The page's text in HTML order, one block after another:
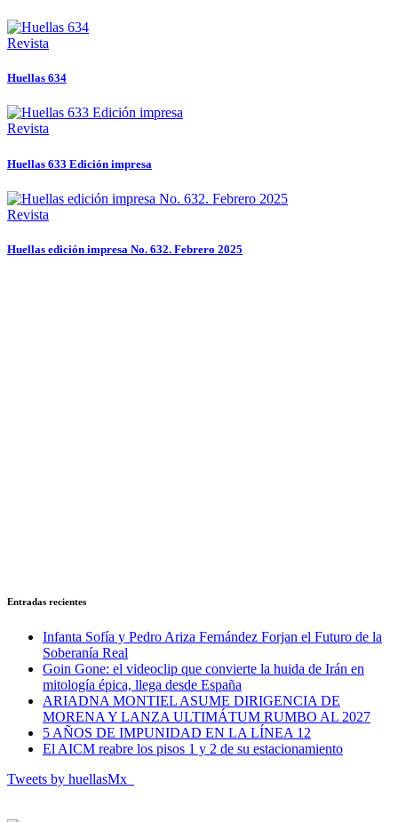
Revista
Huellas 634
Revista
Huellas 633 Edición impresa
Revista
Huellas edición impresa No. 632. Febrero 2025
Entradas recientes
Infanta Sofía y Pedro Ariza Fernández Forjan el Futuro de la
Soberanía Real
Goin Gone: el videoclip que convierte la huida de Irán en
mitología épica, llega desde España
ARIADNA MONTIEL ASUME DIRIGENCIA DE
MORENA Y LANZA ULTIMÁTUM RUMBO AL 2027
5 AÑOS DE IMPUNIDAD EN LA LÍNEA 12
El AICM reabre los pisos 1 y 2 de su estacionamiento
Tweets by huellasMx_